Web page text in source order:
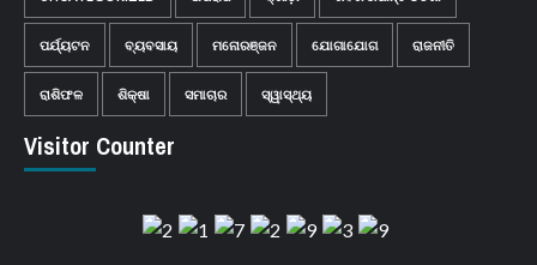
ପର୍ଯ୍ୟଟନ ବ୍ୟବସାୟ ମନୋରଞ୍ଜନ ଯୋଗାଯୋଗ ରାଜନୀତି
ରାଶିଫଳ ଶିକ୍ଷା ସମାଚାର ସ୍ୱାସ୍ଥ୍ୟ
Visitor Counter